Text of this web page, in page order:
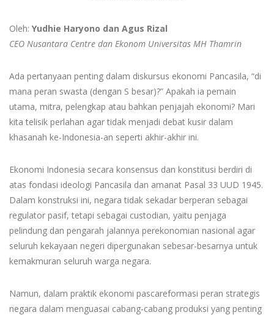
Oleh: Yudhie Haryono dan Agus Rizal
CEO Nusantara Centre dan Ekonom Universitas MH Thamrin
Ada pertanyaan penting dalam diskursus ekonomi Pancasila, “di
mana peran swasta (dengan S besar)?” Apakah ia pemain
utama, mitra, pelengkap atau bahkan penjajah ekonomi? Mari
kita telisik perlahan agar tidak menjadi debat kusir dalam
khasanah ke-Indonesia-an seperti akhir-akhir ini.
Ekonomi Indonesia secara konsensus dan konstitusi berdiri di
atas fondasi ideologi Pancasila dan amanat Pasal 33 UUD 1945.
Dalam konstruksi ini, negara tidak sekadar berperan sebagai
regulator pasif, tetapi sebagai custodian, yaitu penjaga
pelindung dan pengarah jalannya perekonomian nasional agar
seluruh kekayaan negeri dipergunakan sebesar-besarnya untuk
kemakmuran seluruh warga negara.
Namun, dalam praktik ekonomi pascareformasi peran strategis
negara dalam menguasai cabang-cabang produksi yang penting